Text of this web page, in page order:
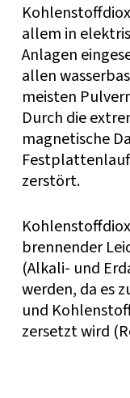
allem in
Anlagen
allen
meisten
Durch die
magnetische
zerstört.
brennender
(Alkali- und
werden, da es
und
zersetzt wird